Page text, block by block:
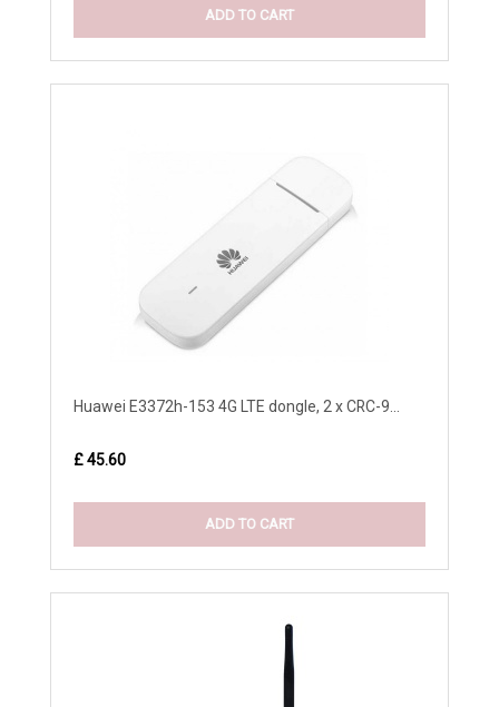
ADD TO CART
Huawei E3372h-153 4G LTE dongle, 2 x CRC-9...
£ 45.60
ADD TO CART